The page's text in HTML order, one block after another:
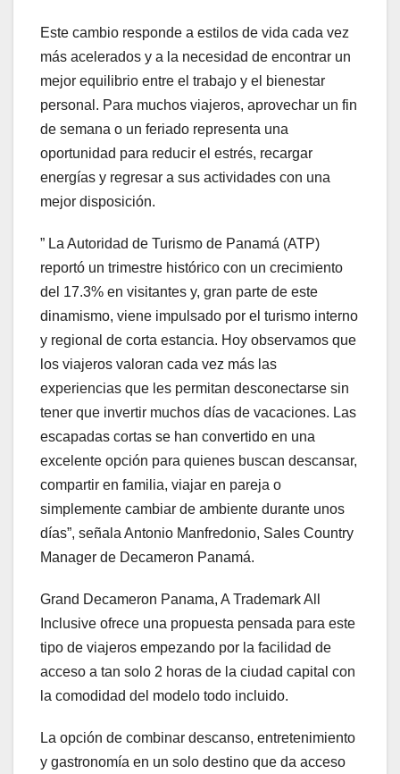
Este cambio responde a estilos de vida cada vez
más acelerados y a la necesidad de encontrar un
mejor equilibrio entre el trabajo y el bienestar
personal. Para muchos viajeros, aprovechar un fin
de semana o un feriado representa una
oportunidad para reducir el estrés, recargar
energías y regresar a sus actividades con una
mejor disposición.
” La Autoridad de Turismo de Panamá (ATP)
reportó un trimestre histórico con un crecimiento
del 17.3% en visitantes y, gran parte de este
dinamismo, viene impulsado por el turismo interno
y regional de corta estancia. Hoy observamos que
los viajeros valoran cada vez más las
experiencias que les permitan desconectarse sin
tener que invertir muchos días de vacaciones. Las
escapadas cortas se han convertido en una
excelente opción para quienes buscan descansar,
compartir en familia, viajar en pareja o
simplemente cambiar de ambiente durante unos
días”, señala Antonio Manfredonio, Sales Country
Manager de Decameron Panamá.
Grand Decameron Panama, A Trademark All
Inclusive ofrece una propuesta pensada para este
tipo de viajeros empezando por la facilidad de
acceso a tan solo 2 horas de la ciudad capital con
la comodidad del modelo todo incluido.
La opción de combinar descanso, entretenimiento
y gastronomía en un solo destino que da acceso